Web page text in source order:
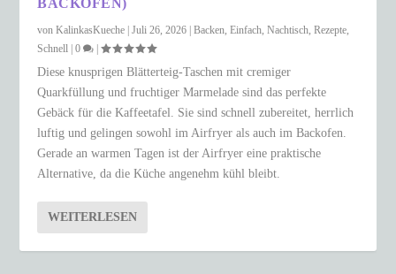
BACKOFEN)
vonKalinkasKueche |Juli 26, 2026 |Backen,Einfach,Nachtisch,Rezepte,
Schnell |0 |
Diese knusprigen Blätterteig-Taschen mit cremiger
Quarkfüllung und fruchtiger Marmelade sind das perfekte
Gebäck für die Kaffeetafel. Sie sind schnell zubereitet, herrlich
luftig und gelingen sowohl im Airfryer als auch im Backofen.
Gerade an warmen Tagen ist der Airfryer eine praktische
Alternative, da die Küche angenehm kühl bleibt.
WEITERLESEN